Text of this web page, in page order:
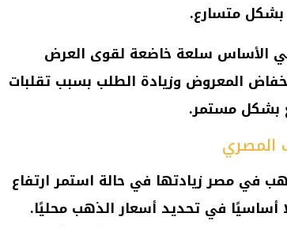
متسارع.
الأساس سلعة خاضعة لقوى العرض
المعروض وزيادة الطلب بسبب تقلبات
بشكل مستمر.
المصري
في مصر زيادتها في حالة استمر ارتفاع
أساسيًا في تحديد أسعار الذهب محليًا.